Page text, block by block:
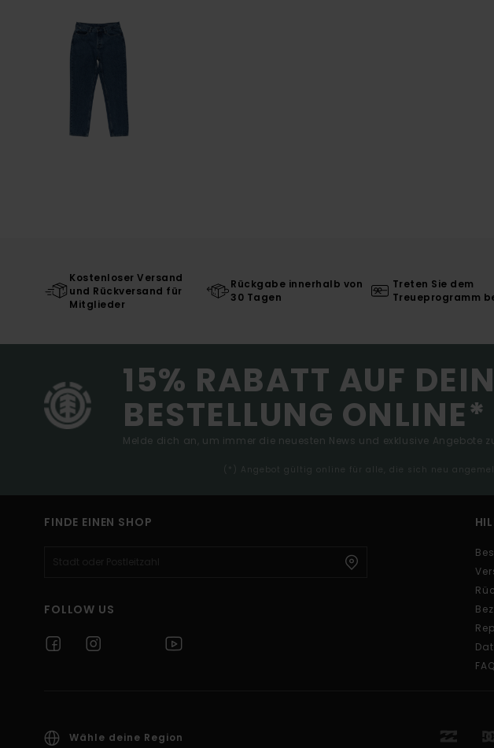
Kostenloser Versand
und Rückversand für
Mitglieder
Rückgabe innerhalb von
30 Tagen
Treten Sie dem
Treueprogramm
15% RABATT AUF
BESTELLUNG ONLINE*
Melde dich an, um immer die neuesten News und exklusive Angebote
(*) Angebot gültig online für alle, die sich neu
FINDE EINEN SHOP
FOLLOW US
Wähle deine Region